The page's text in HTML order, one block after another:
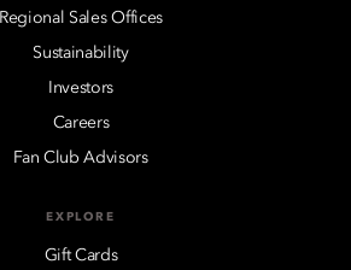
Regional Sales Offices
Sustainability
Investors
Careers
Fan Club Advisors
EXPLORE
Gift Cards